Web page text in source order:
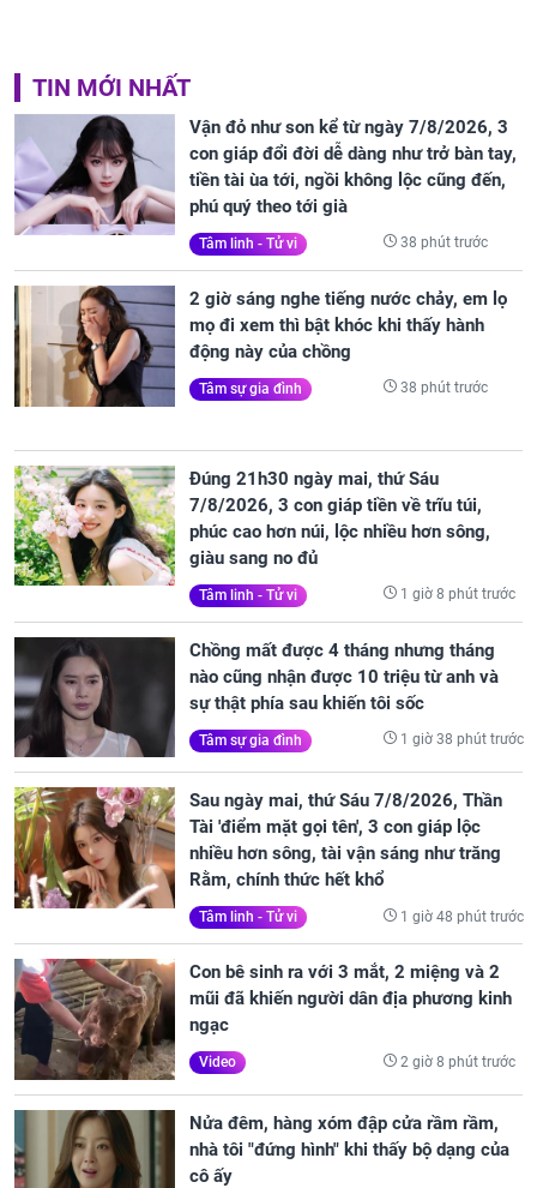
TIN MỚI NHẤT
Vận đỏ như son kể từ ngày 7/8/2026, 3
con giáp đổi đời dễ dàng như trở bàn tay,
tiền tài ùa tới, ngồi không lộc cũng đến,
phú quý theo tới già
Tâm linh - Tử vi 38 phút trước
2 giờ sáng nghe tiếng nước chảy, em lọ
mọ đi xem thì bật khóc khi thấy hành
động này của chồng
Tâm sự gia đình 38 phút trước
Đúng 21h30 ngày mai, thứ Sáu
7/8/2026, 3 con giáp tiền về trĩu túi,
phúc cao hơn núi, lộc nhiều hơn sông,
giàu sang no đủ
Tâm linh - Tử vi 1 giờ 8 phút trước
Chồng mất được 4 tháng nhưng tháng
nào cũng nhận được 10 triệu từ anh và
sự thật phía sau khiến tôi sốc
Tâm sự gia đình 1 giờ 38 phút trước
Sau ngày mai, thứ Sáu 7/8/2026, Thần
Tài 'điểm mặt gọi tên', 3 con giáp lộc
nhiều hơn sông, tài vận sáng như trăng
Rằm, chính thức hết khổ
Tâm linh - Tử vi 1 giờ 48 phút trước
Con bê sinh ra với 3 mắt, 2 miệng và 2
mũi đã khiến người dân địa phương kinh
ngạc
Video 2 giờ 8 phút trước
Nửa đêm, hàng xóm đập cửa rầm rầm,
nhà tôi "đứng hình" khi thấy bộ dạng của
cô ấy